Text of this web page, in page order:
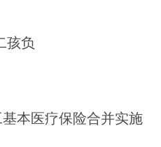
孩负
本医疗保险合并实施